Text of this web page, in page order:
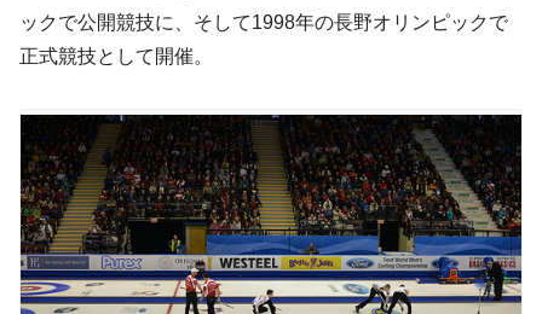
ックで公開競技に、そして1998年の長野オリンピックで
正式競技として開催。